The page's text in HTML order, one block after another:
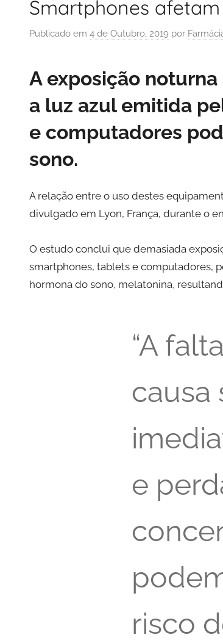
Smartphones
Publicado em 4 de Outubro, 2019 por
A exposição
a luz azul emitida
e computadores
sono.
A relação entre o uso destes
divulgado em Lyon, França, durante o
O estudo conclui que demasiada
smartphones, tablets e computadores,
hormona do sono, melatonina,
“A
causa
e
risco